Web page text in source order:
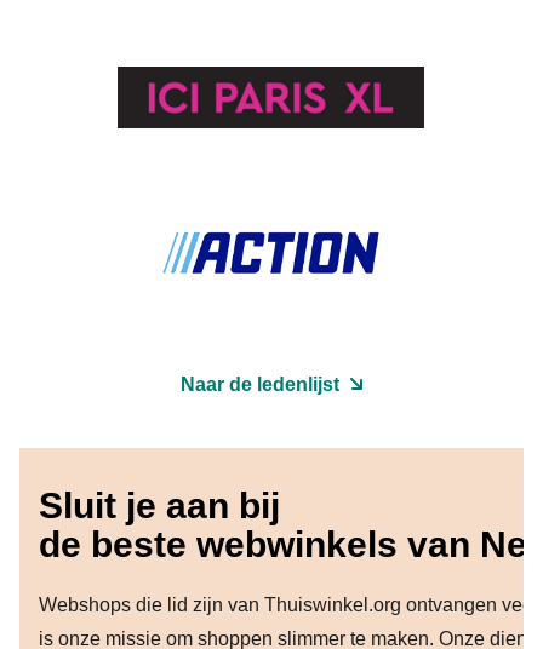
Naar de ledenlijst
Sluit je aan bij
de beste webwinkels van
Webshops die lid zijn van Thuiswinkel.org ontvangen
is onze missie om shoppen slimmer te maken. Onze